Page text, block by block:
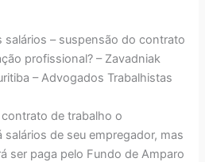
– suspensão do contrato
profissional? – Zavadniak
– Advogados Trabalhistas
de trabalho o
de seu empregador, mas
ser paga pelo Fundo de Amparo